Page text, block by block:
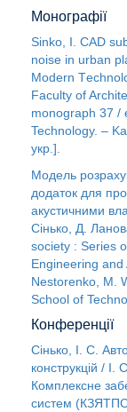
Монографії
Sinko, I. CAD
noise in urban
Modern
Faculty of
monograph 37 /
Technology. –
укр.].
Модель
додаток для
акустичними
Сінько, Д.
society : Series
Engineering
Nestorenko, M.
School of
Конференції
Сінько, І. С.
конструкцій /
Комплексне
систем (КЗЯТПС